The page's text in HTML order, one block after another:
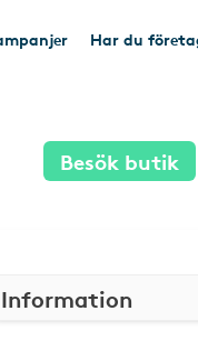
Har du
Besök butik
Information